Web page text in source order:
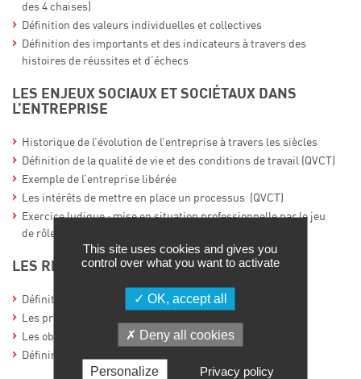
des 4 chaises)
Définition des valeurs individuelles et collectives
Définition des importants et des indicateurs à travers des
histoires de réussites et d’échecs
LES ENJEUX SOCIAUX ET SOCIÉTAUX DANS
L’ENTREPRISE
Historique de l’évolution de l’entreprise à travers les siècles
Définition de la qualité de vie et des conditions de travail (QVCT)
Exemple de l’entreprise libérée
Les intérêts de mettre en place un processus (QVCT)
Exercice ludique : mise en situation professionnelle par le jeu
de rôle
LES RELATIONS INTERPERSONNELLES
Définition de la considération et de la valorisation
Les principes de la conduite du changement
Les objectifs SMART
Définir l’engagement et le sens
This site uses cookies and gives you
control over what you want to activate
OK, accept all
Deny all cookies
Personalize Privacy policy